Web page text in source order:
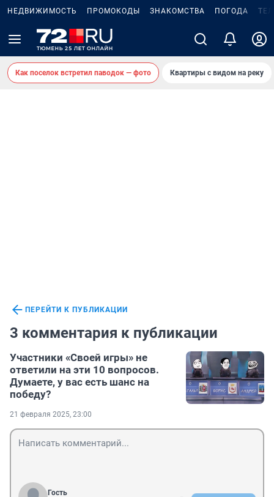
НЕДВИЖИМОСТЬ ПРОМОКОДЫ ЗНАКОМСТВА ПОГОДА
Как поселок встретил паводок — фото Квартиры с видом на реку
ПЕРЕЙТИ К ПУБЛИКАЦИИ
3 комментария к публикации
Участники «Своей игры» не
ответили на эти 10 вопросов.
Думаете, у вас есть шанс на
победу?
21 февраля 2025, 23:00
Гость